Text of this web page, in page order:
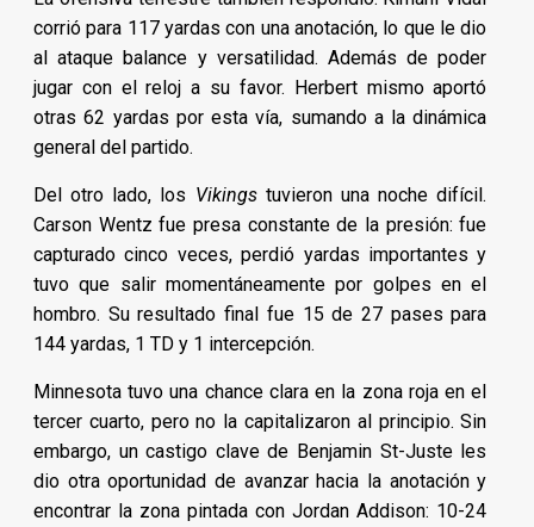
corrió para 117 yardas con una anotación, lo que le dio
al ataque balance y versatilidad. Además de poder
jugar con el reloj a su favor. Herbert mismo aportó
otras 62 yardas por esta vía, sumando a la dinámica
general del partido.
Del otro lado, los Vikingstuvieron una noche difícil.
Carson Wentz fue presa constante de la presión: fue
capturado cinco veces, perdió yardas importantes y
tuvo que salir momentáneamente por golpes en el
hombro. Su resultado final fue 15 de 27 pases para
144 yardas, 1 TD y 1 intercepción.
Minnesota tuvo una chance clara en la zona roja en el
tercer cuarto, pero no la capitalizaron al principio. Sin
embargo, un castigo clave de Benjamin St-Juste les
dio otra oportunidad de avanzar hacia la anotación y
encontrar la zona pintada con Jordan Addison: 10-24